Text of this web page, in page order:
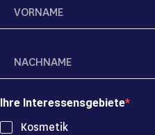
Ihre Interessensgebiete
Kosmetik